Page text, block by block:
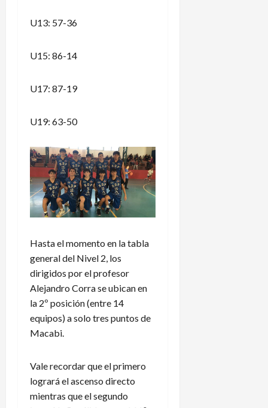
U13: 57-36
U15: 86-14
U17: 87-19
U19: 63-50
Hasta el momento en la tabla
general del Nivel 2, los
dirigidos por el profesor
Alejandro Corra se ubican en
la 2º posición (entre 14
equipos) a solo tres puntos de
Macabi.
Vale recordar que el primero
logrará el ascenso directo
mientras que el segundo